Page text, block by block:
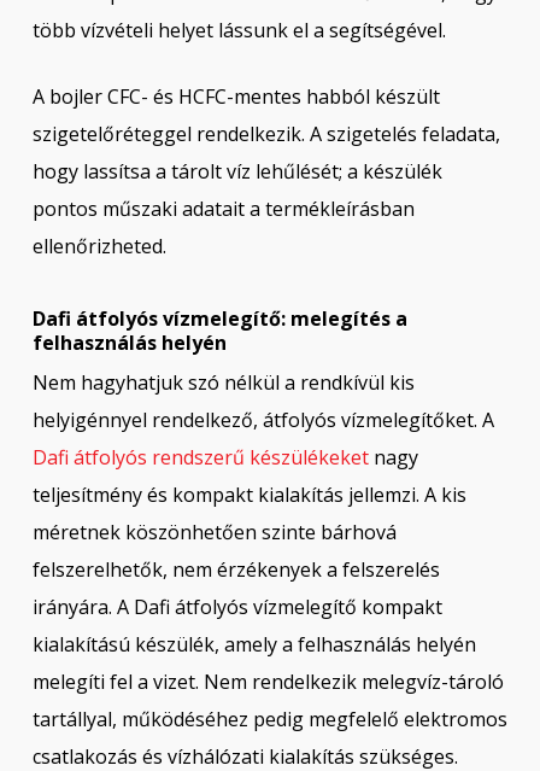
több vízvételi helyet lássunk el a segítségével.
A bojler CFC- és HCFC-mentes habból készült
szigetelőréteggel rendelkezik. A szigetelés feladata,
hogy lassítsa a tárolt víz lehűlését; a készülék
pontos műszaki adatait a termékleírásban
ellenőrizheted.
Dafi átfolyós vízmelegítő: melegítés a
felhasználás helyén
Nem hagyhatjuk szó nélkül a rendkívül kis
helyigénnyel rendelkező, átfolyós vízmelegítőket. A
Dafi átfolyós rendszerű készülékeketnagy
teljesítmény és kompakt kialakítás jellemzi. A kis
méretnek köszönhetően szinte bárhová
felszerelhetők, nem érzékenyek a felszerelés
irányára. A Dafi átfolyós vízmelegítő kompakt
kialakítású készülék, amely a felhasználás helyén
melegíti fel a vizet. Nem rendelkezik melegvíz-tároló
tartállyal, működéséhez pedig megfelelő elektromos
csatlakozás és vízhálózati kialakítás szükséges.